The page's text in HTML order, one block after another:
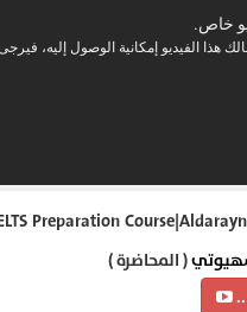
Preparation
( المحاضرة )